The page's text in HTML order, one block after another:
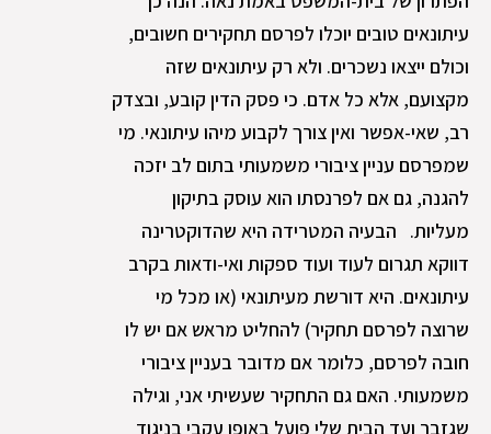
עיתונאים טובים יוכלו לפרסם תחקירים חשובים,
וכולם ייצאו נשכרים. ולא רק עיתונאים שזה
מקצועם, אלא כל אדם. כי פסק הדין קובע, ובצדק
רב, שאי-אפשר ואין צורך לקבוע מיהו עיתונאי. מי
שמפרסם עניין ציבורי משמעותי בתום לב יזכה
להגנה, גם אם לפרנסתו הוא עוסק בתיקון
מעליות. הבעיה המטרידה היא שהדוקטרינה
דווקא תגרום לעוד ועוד ספקות ואי-ודאות בקרב
עיתונאים. היא דורשת מעיתונאי (או מכל מי
שרוצה לפרסם תחקיר) להחליט מראש אם יש לו
חובה לפרסם, כלומר אם מדובר בעניין ציבורי
משמעותי. האם גם התחקיר שעשיתי אני, וגילה
שגזבר ועד הבית שלי פועל באופן עקבי בניגוד